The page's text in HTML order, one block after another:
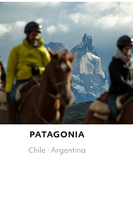
PATAGONIA
Chile · Argentina